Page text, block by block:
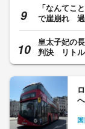
「なんてこ
で崖崩れ 過
傷300人避
皇太子妃の
判決 リトル
は重篤疾患